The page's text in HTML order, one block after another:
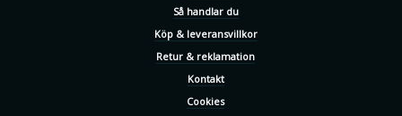
Så handlar du
Köp & leveransvillkor
Retur & reklamation
Kontakt
Cookies